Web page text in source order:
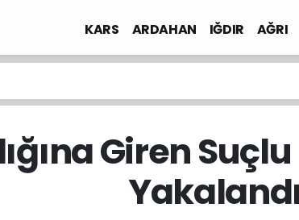
KARS ARDAHAN IĞDIR AĞRI
Giren